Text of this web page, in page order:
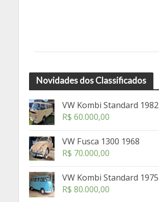
Novidades dos Classificados
VW Kombi Standard 1982
R$ 60.000,00
VW Fusca 1300 1968
R$ 70.000,00
VW Kombi Standard 1975
R$ 80.000,00